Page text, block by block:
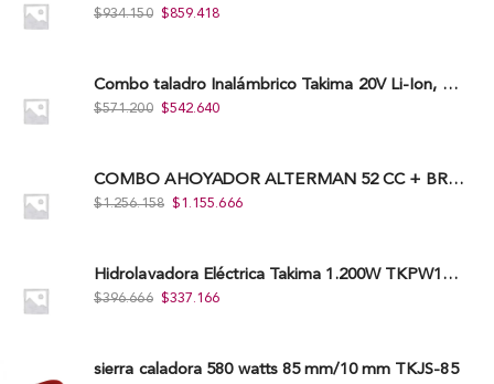
$934.150 $859.418
Combo taladro Inalámbrico Takima 20V Li-Ion, Tklcd-20. + Polichadora Takima 7″ 1.200W, Tksp-180-D.
$571.200 $542.640
COMBO AHOYADOR ALTERMAN 52 CC + BROCA DE 20 CM X 80 CM + BROCA DE 15 CM X 80 CM
$1.256.158 $1.155.666
Hidrolavadora Eléctrica Takima 1.200W TKPW1200-13
$396.666 $337.166
sierra caladora 580 watts 85 mm/10 mm TKJS-85